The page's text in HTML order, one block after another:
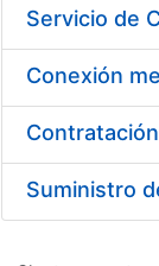
Suministro